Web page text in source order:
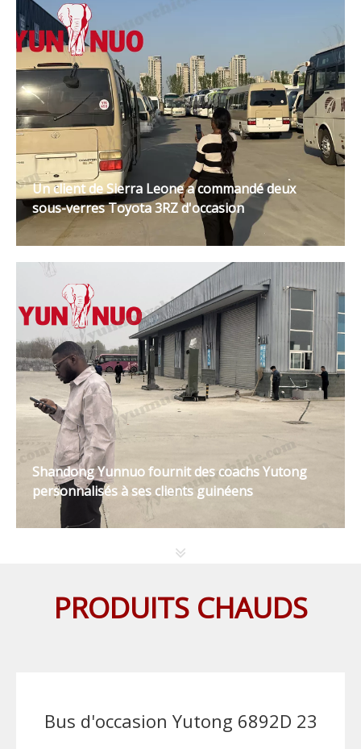
Un client de Sierra Leone a commandé deux
sous-verres Toyota 3RZ d'occasion
Shandong Yunnuo fournit des coachs Yutong
personnalisés à ses clients guinéens
PRODUITS CHAUDS
Bus d'occasion Yutong 6892D 23